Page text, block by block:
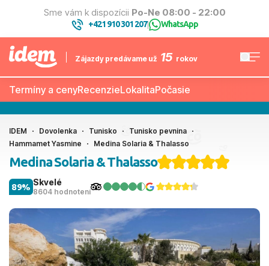
Sme vám k dispozícii Po-Ne 08:00 - 22:00
+421 910 301 207| WhatsApp
Zájazdy predávame už 15 rokov
Termíny a cenyRecenzieLokalitaPočasie
IDEM Dovolenka Tunisko
Tunisko pevnina
Hammamet Yasmine
Medina Solaria & Thalasso
Medina Solaria & Thalasso
Skvelé
8604 hodnotení
89%